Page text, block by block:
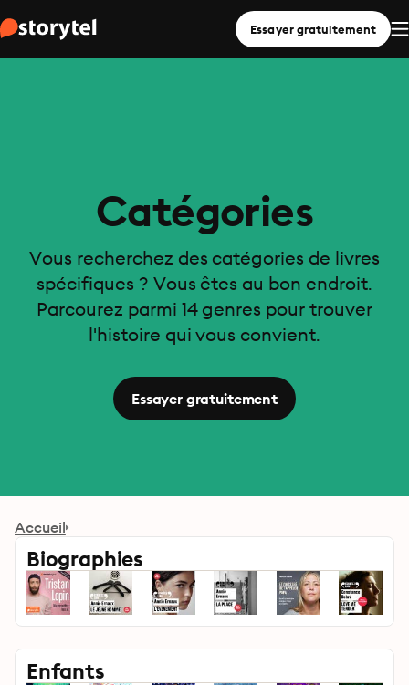
Essayer gratuitement
Catégories
Vous recherchez des catégories de livres
spécifiques ? Vous êtes au bon endroit.
Parcourez parmi 14 genres pour trouver
l'histoire qui vous convient.
Essayer gratuitement
Accueil
Biographies
Enfants